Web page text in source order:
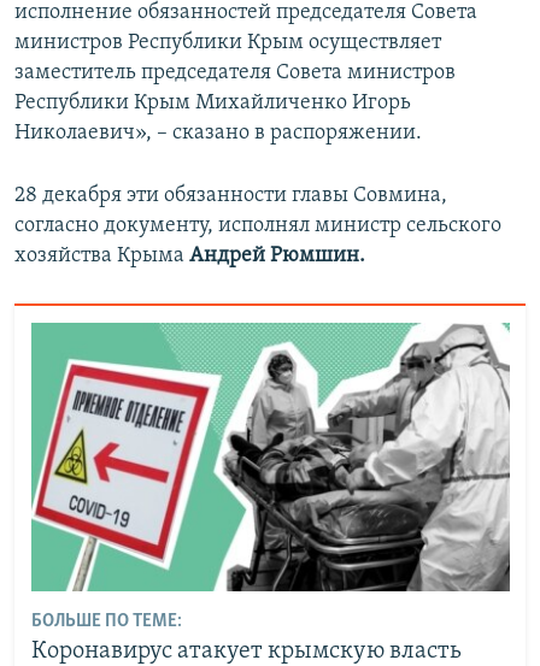
исполнение обязанностей председателя Совета
министров Республики Крым осуществляет
заместитель председателя Совета министров
Республики Крым Михайличенко Игорь
Николаевич», – сказано в распоряжении.
28 декабря эти обязанности главы Совмина,
согласно документу, исполнял министр сельского
хозяйства Крыма Андрей Рюмшин.
БОЛЬШЕ ПО ТЕМЕ:
Коронавирус атакует крымскую власть